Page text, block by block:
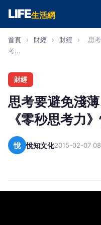
LIFE生活網
首頁 › 財經 › 財經 ›
思
考...
財經
思考要避免淺
《零秒思考力
悅 悅知文化2015-02-07